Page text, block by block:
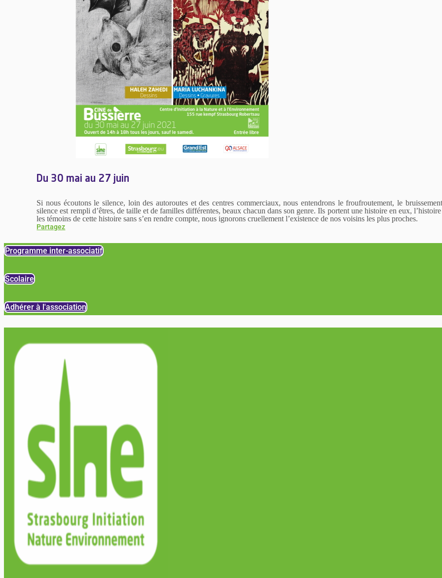
Du 30 mai au 27 juin
Si nous écoutons le silence, loin des autoroutes et des centres commerciaux, nous entendrons le froufroutement, le
silence est rempli d’êtres, de taille et de familles différentes, beaux chacun dans son genre. Ils portent une histoire en eux,
les témoins de cette histoire sans s’en rendre compte, nous ignorons cruellement l’existence de nos voisins les plus proches.
Partagez
Programme inter-associatif
Scolaire
Adhérer à l'association